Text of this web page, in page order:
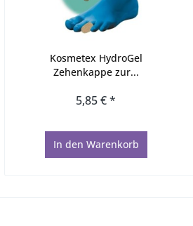
Kosmetex HydroGel
Zehenkappe zur...
5,85 € *
In den Warenkorb